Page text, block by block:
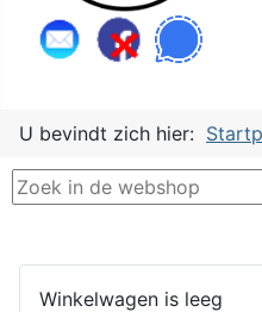
U bevindt zich hier:
Winkelwagen is leeg